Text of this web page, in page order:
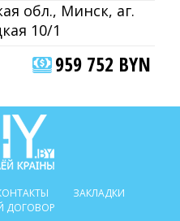
обл., Минск, аг.
10/1
959 752 BYN
ЗАКЛАДКИ
ДОГОВОР